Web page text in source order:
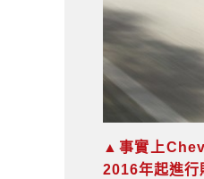
▲事實上
2016年起進行